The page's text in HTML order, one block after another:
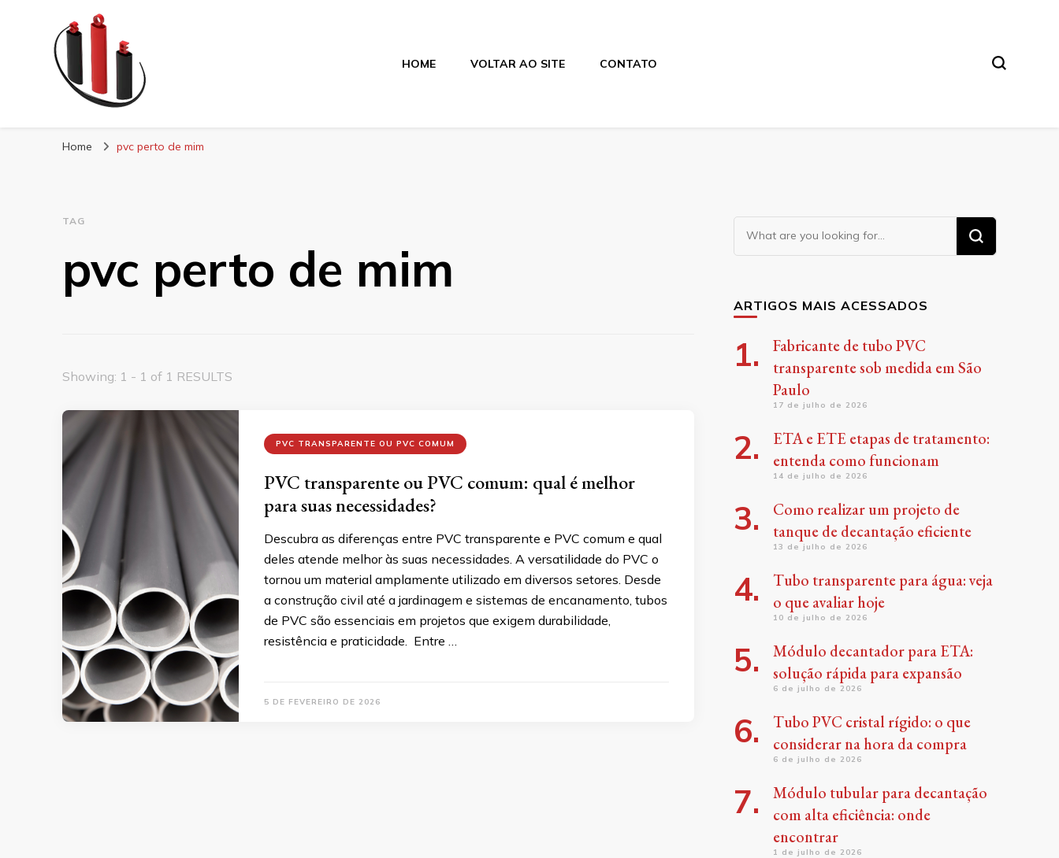
Blog Soe Laminados
HOME VOLTAR AO SITE CONTATO
Home pvc perto de mim
TAG
pvc perto de mim
Showing: 1 - 1 of 1 RESULTS
PVC TRANSPARENTE OU PVC COMUM
PVC transparente ou PVC comum: qual é melhor
para suas necessidades?
Descubra as diferenças entre PVC transparente e PVC comum e qual
deles atende melhor às suas necessidades. A versatilidade do PVC o
tornou um material amplamente utilizado em diversos setores. Desde
a construção civil até a jardinagem e sistemas de encanamento, tubos
de PVC são essenciais em projetos que exigem durabilidade,
resistência e praticidade. Entre …
5 DE FEVEREIRO DE 2026
Looking
for
ARTIGOS MAIS ACESSADOS
Fabricante de tubo PVC
transparente sob medida em São
Paulo
17 de julho de 2026
ETA e ETE etapas de tratamento:
entenda como funcionam
14 de julho de 2026
Como realizar um projeto de
tanque de decantação eficiente
13 de julho de 2026
Tubo transparente para água: veja
o que avaliar hoje
10 de julho de 2026
Módulo decantador para ETA:
solução rápida para expansão
6 de julho de 2026
Tubo PVC cristal rígido: o que
considerar na hora da compra
6 de julho de 2026
Módulo tubular para decantação
com alta eficiência: onde
encontrar
1 de julho de 2026